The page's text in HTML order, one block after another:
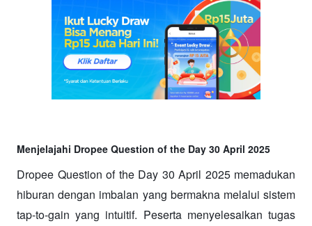
Menjelajahi Dropee Question of the Day 30 April 2025
Dropee Question of the Day 30 April 2025 memadukan
hiburan dengan imbalan yang bermakna melalui sistem
tap-to-gain yang intuitif. Peserta menyelesaikan tugas